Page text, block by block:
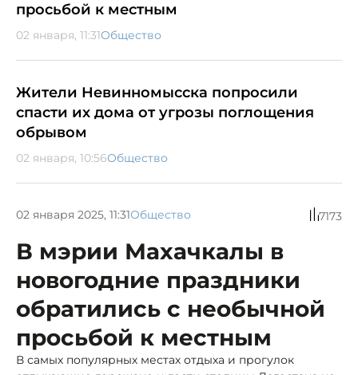
просьбой к местным
02 января, 11:31Общество
Жители Невинномысска попросили
спасти их дома от угрозы поглощения
обрывом
02 января, 10:56Общество
02 января 2025, 11:31Общество 7173
В мэрии Махачкалы в
новогодние праздники
обратились с необычной
просьбой к местным
В самых популярных местах отдыха и прогулок